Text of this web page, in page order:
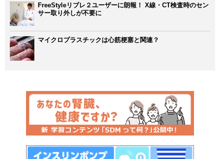
FreeStyleリブレ２ユーザーに朗報！ X線・CT検査時のセン
サー取り外しが不要に
マイクロプラスチックは心筋梗塞と関連？